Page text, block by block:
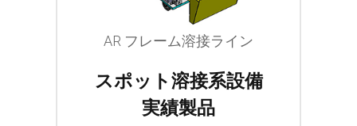
AR フレーム溶接ライン
スポット溶接系設備
実績製品